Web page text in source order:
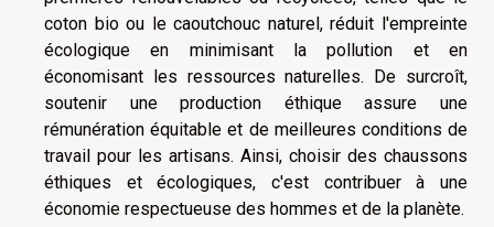
coton bio ou le caoutchouc naturel, réduit l'empreinte
écologique en minimisant la pollution et en
économisant les ressources naturelles. De surcroît,
soutenir une production éthique assure une
rémunération équitable et de meilleures conditions de
travail pour les artisans. Ainsi, choisir des chaussons
éthiques et écologiques, c'est contribuer à une
économie respectueuse des hommes et de la planète.